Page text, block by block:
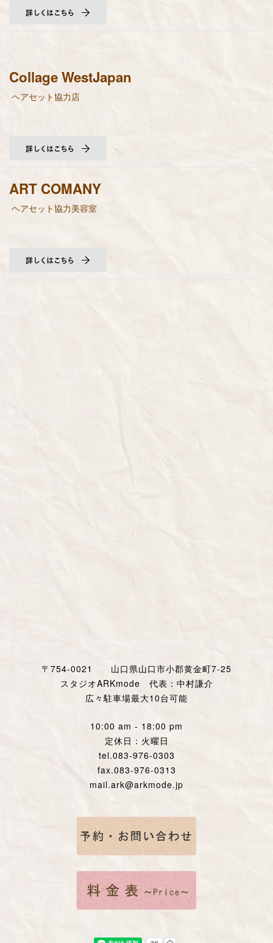
Collage WestJapan
ヘアセット協力店
ART COMANY
ヘアセット協力美容室
〒754-0021 山口県山口市小郡黄金町7-25
スタジオARKmode 代表：中村謙介
広々駐車場最大10台可能
10:00 am - 18:00 pm
定休日：火曜日
tel.083-976-0303
fax.083-976-0313
mail.ark@arkmode.jp